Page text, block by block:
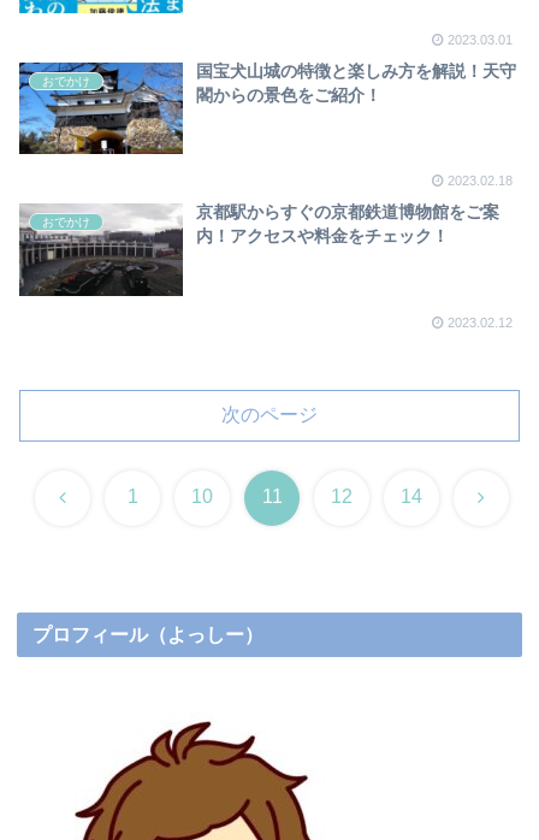
2023.03.01
おでかけ
国宝犬山城の特徴と楽しみ方を解説！天守
閣からの景色をご紹介！
2023.02.18
おでかけ
京都駅からすぐの京都鉄道博物館をご案
内！アクセスや料金をチェック！
2023.02.12
次のページ
前 1 10 11 12 14 次
プロフィール（よっしー）